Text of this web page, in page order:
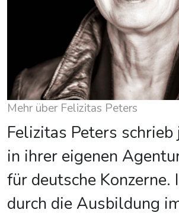
Mehr über Felizitas Peters
Felizitas Peters schrieb
in ihrer eigenen
für deutsche
durch die Ausbildung